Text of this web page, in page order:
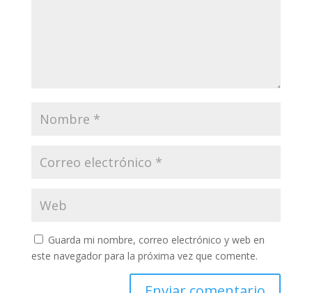
Guarda mi nombre, correo electrónico y web en
este navegador para la próxima vez que comente.